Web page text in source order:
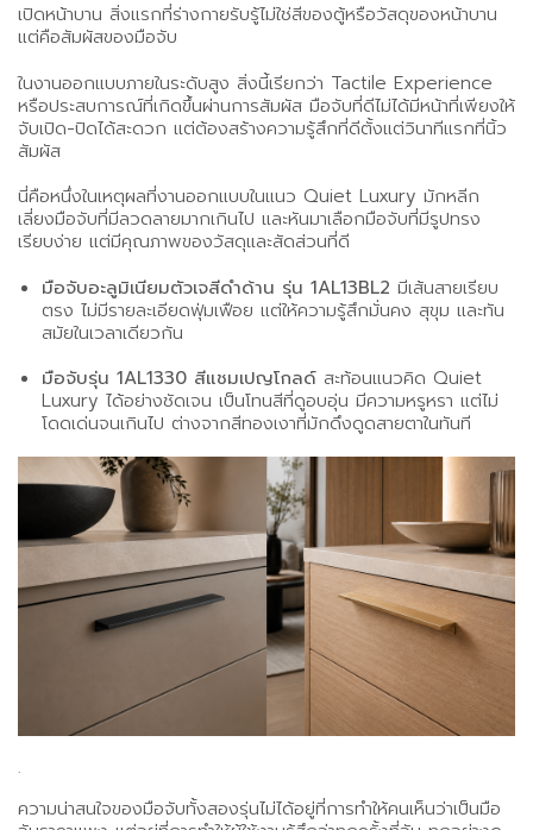
เปิดหน้าบาน สิ่งแรกที่ร่างกายรับรู้ไม่ใช่สีของตู้หรือวัสดุของหน้าบาน
แต่คือสัมผัสของมือจับ
ในงานออกแบบภายในระดับสูง สิ่งนี้เรียกว่า Tactile Experience
หรือประสบการณ์ที่เกิดขึ้นผ่านการสัมผัส มือจับที่ดีไม่ได้มีหน้าที่เพียงให้
จับเปิด-ปิดได้สะดวก แต่ต้องสร้างความรู้สึกที่ดีตั้งแต่วินาทีแรกที่นิ้ว
สัมผัส
นี่คือหนึ่งในเหตุผลที่งานออกแบบในแนว Quiet Luxury มักหลีก
เลี่ยงมือจับที่มีลวดลายมากเกินไป และหันมาเลือกมือจับที่มีรูปทรง
เรียบง่าย แต่มีคุณภาพของวัสดุและสัดส่วนที่ดี
มือจับอะลูมิเนียมตัวเจสีดำด้าน รุ่น 1AL13BL2 มีเส้นสายเรียบ
ตรง ไม่มีรายละเอียดฟุ่มเฟือย แต่ให้ความรู้สึกมั่นคง สุขุม และทัน
สมัยในเวลาเดียวกัน
มือจับรุ่น 1AL1330 สีแชมเปญโกลด์สะท้อนแนวคิด Quiet
Luxury ได้อย่างชัดเจน เป็นโทนสีที่ดูอบอุ่น มีความหรูหรา แต่ไม่
โดดเด่นจนเกินไป ต่างจากสีทองเงาที่มักดึงดูดสายตาในทันที
.
ความน่าสนใจของมือจับทั้งสองรุ่นไม่ได้อยู่ที่การทำให้คนเห็นว่าเป็นมือ